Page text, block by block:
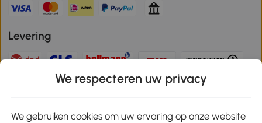
Levering
Veilige betaling
We respecteren uw privacy
We gebruiken cookies om uw ervaring op onze website